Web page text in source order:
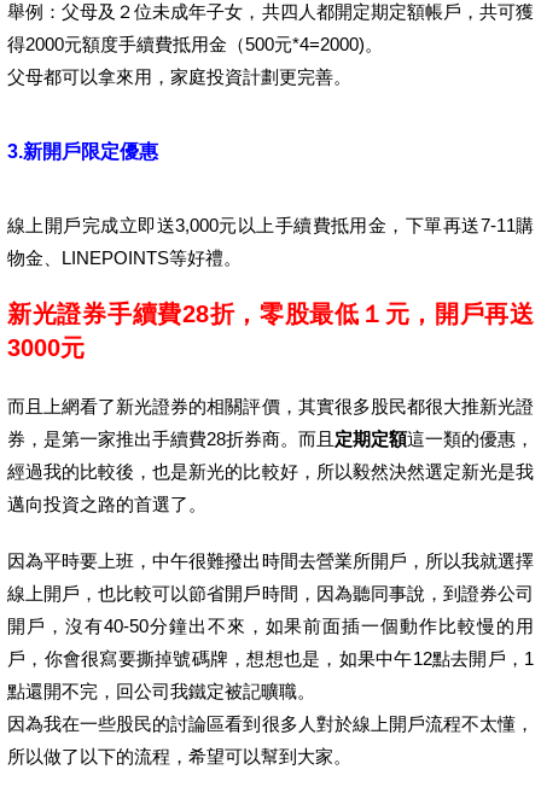
舉例：父母及２位未成年子女，共四人都開定期定額帳戶，共可獲
得2000元額度手續費抵用金（500元*4=2000)。
父母都可以拿來用，家庭投資計劃更完善。
3.新開戶限定優惠
線上開戶完成立即送3,000元以上手續費抵用金，下單再送7-11購
物金、LINEPOINTS等好禮。
新光證券手續費28折，零股最低１元，開戶再送
3000元
而且上網看了新光證券的相關評價，其實很多股民都很大推新光證
券，是第一家推出手續費28折券商。而且 定期定額這一類的優惠，
經過我的比較後，也是新光的比較好，所以毅然決然選定新光是我
邁向投資之路的首選了。
因為平時要上班，中午很難撥出時間去營業所開戶，所以我就選擇
線上開戶，也比較可以節省開戶時間，因為聽同事說，到證券公司
開戶，沒有40-50分鐘出不來，如果前面插一個動作比較慢的用
戶，你會很寫要撕掉號碼牌，想想也是，如果中午12點去開戶，1
點還開不完，回公司我鐵定被記曠職。
因為我在一些股民的討論區看到很多人對於線上開戶流程不太懂，
所以做了以下的流程，希望可以幫到大家。